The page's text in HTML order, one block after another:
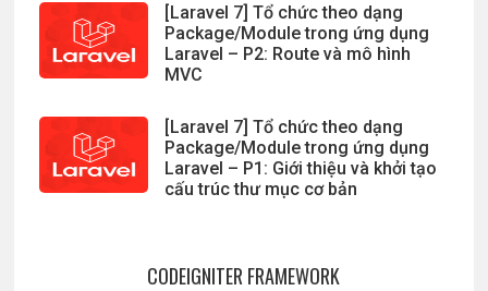
[Laravel 7] Tổ chức theo dạng
Package/Module trong ứng dụng
Laravel – P2: Route và mô hình
MVC
[Laravel 7] Tổ chức theo dạng
Package/Module trong ứng dụng
Laravel – P1: Giới thiệu và khởi tạo
cấu trúc thư mục cơ bản
CODEIGNITER FRAMEWORK